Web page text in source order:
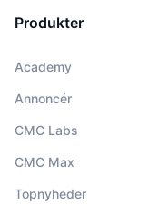
Produkter
Academy
Annoncér
CMC Labs
CMC Max
Topnyheder